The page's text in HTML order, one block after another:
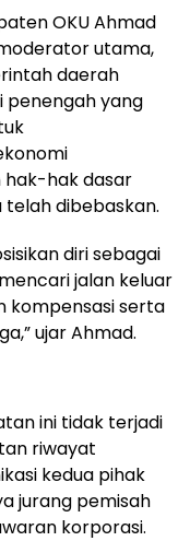
OKU Ahmad
utama,
daerah
penengah yang
hak-hak dasar
dibebaskan.
diri sebagai
jalan keluar
kompensasi serta
ujar Ahmad.
ini tidak terjadi
riwayat
kedua pihak
jurang pemisah
korporasi.